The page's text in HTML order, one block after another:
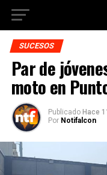
SUCESOS
Par de
moto en
Publicado Hace
Por Notifalcon